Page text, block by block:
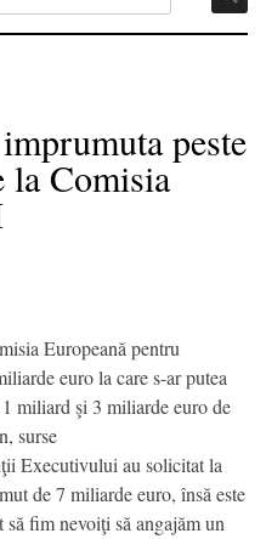
peste
la Comisia
Europeană pentru
euro la care s-ar putea
miliard şi 3 miliarde euro de
surse
Executivului au solicitat la
de 7 miliarde euro, însă este
fim nevoiţi să angajăm un